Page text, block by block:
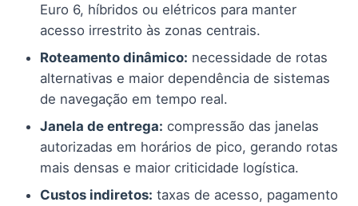
Euro 6, híbridos ou elétricos para manter
acesso irrestrito às zonas centrais.
Roteamento dinâmico: necessidade de rotas
alternativas e maior dependência de sistemas
de navegação em tempo real.
Janela de entrega: compressão das janelas
autorizadas em horários de pico, gerando rotas
mais densas e maior criticidade logística.
Custos indiretos: taxas de acesso, pagamento